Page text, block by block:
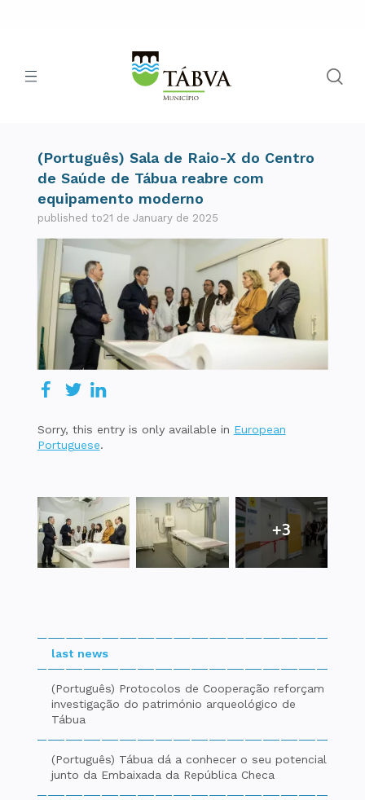
(Português) Sala de Raio-X do Centro
de Saúde de Tábua reabre com
equipamento moderno
published to21 de January de 2025
Sorry, this entry is only available in European
Portuguese.
+3
last news
(Português) Protocolos de Cooperação reforçam
investigação do património arqueológico de
Tábua
(Português) Tábua dá a conhecer o seu potencial
junto da Embaixada da República Checa